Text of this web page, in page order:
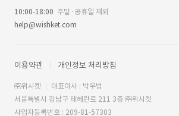
10:00-18:00 주말·공휴일 제외
help@wishket.com
이용약관 개인정보 처리방침
㈜위시켓
대표이사 : 박우범
서울특별시 강남구 테헤란로 211 3층 ㈜위시켓
사업자등록번호 : 209-81-57303